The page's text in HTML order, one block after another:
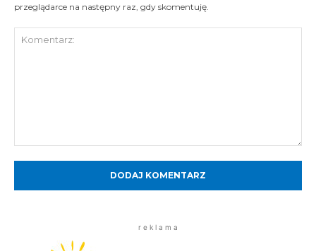
przeglądarce na następny raz, gdy skomentuję.
r e k l a m a